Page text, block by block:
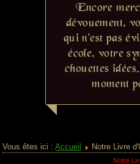
Encore
dévouement,
qui n'est pas
école, votre
chouettes
moment
Vous êtes ici :Accueil Notre Livre
Notre